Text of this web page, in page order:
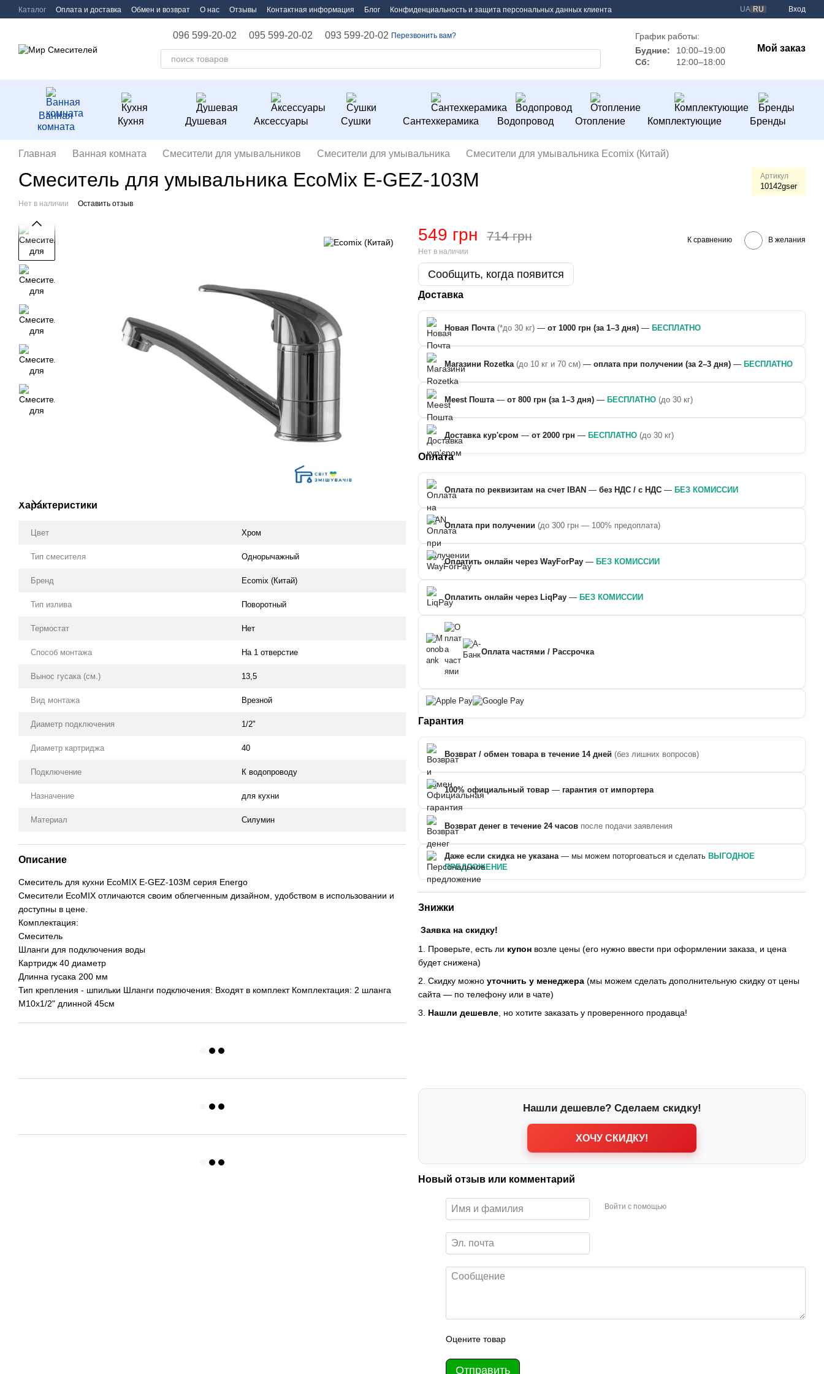
Перейти к основному контенту
Каталог Оплата и доставка Обмен и возврат О нас Отзывы Контактная информация Блог Конфиденциальность и защита персональных данных клиента UA RU Вход
096 599-20-02 095 599-20-02 093 599-20-02 Перезвонить вам?
График работы:
Будние:
10:00–19:00
Сб:
12:00–18:00
Мой заказ
Ванная
комната
Кухня Душевая Аксессуары Сушки Сантехкерамика Водопровод Отопление Комплектующие Бренды
Главная Ванная комната Смесители для умывальников Смесители для умывальника Смесители для умывальника Ecomix (Китай)
Смеситель для умывальника EcoMix E-GEZ-103M Артикул
10142gser
Нет в наличии Оставить отзыв
Характеристики
Цвет Хром
Тип смесителя Однорычажный
Бренд Ecomix (Китай)
Тип излива Поворотный
Термостат Нет
Способ монтажа На 1 отверстие
Вынос гусака (см.) 13,5
Вид монтажа Врезной
Диаметр подключения 1/2"
Диаметр картриджа 40
Подключение К водопроводу
Назначение для кухни
Материал Силумин
Описание
Смеситель для кухни EcoMIX E-GEZ-103M серия Energo
Смесители EcoMIX отличаются своим облегченным дизайном, удобством в использовании и
доступны в цене.
Комплектация:
Смеситель
Шланги для подключения воды
Картридж 40 диаметр
Длинна гусака 200 мм
Тип крепления - шпильки Шланги подключения: Входят в комплект Комплектация: 2 шланга
М10x1/2" длинной 45см
549 грн 714 грн
Нет в наличии
К сравнению В желания
Сообщить, когда появится
Доставка
Новая Почта (*до 30 кг) — от 1000 грн (за 1–3 дня) — БЕСПЛАТНО
Магазини Rozetka (до 10 кг и 70 см) — оплата при получении (за 2–3 дня) — БЕСПЛАТНО
Meest Пошта — от 800 грн (за 1–3 дня) — БЕСПЛАТНО (до 30 кг)
Доставка кур'єром — от 2000 грн — БЕСПЛАТНО (до 30 кг)
Оплата
Оплата по реквизитам на счет IBAN — без НДС / с НДС — БЕЗ КОМИССИИ
Оплата при получении (до 300 грн — 100% предоплата)
Оплатить онлайн через WayForPay — БЕЗ КОМИССИИ
Оплатить онлайн через LiqPay — БЕЗ КОМИССИИ
Оплата частями / Рассрочка
Гарантия
Возврат / обмен товара в течение 14 дней (без лишних вопросов)
100% официальный товар — гарантия от импортера
Возврат денег в течение 24 часов после подачи заявления
Даже если скидка не указана— мы можем поторговаться и сделать ВЫГОДНОЕ
ПРЕДЛОЖЕНИЕ
Знижки
Заявка на скидку!
1. Проверьте, есть ли купон возле цены (его нужно ввести при оформлении заказа, и цена
будет снижена)
2. Скидку можно уточнить у менеджера (мы можем сделать дополнительную скидку от цены
сайта — по телефону или в чате)
3. Нашли дешевле, но хотите заказать у проверенного продавца!
Нашли дешевле? Сделаем скидку!
ХОЧУ СКИДКУ!
Новый отзыв или комментарий
Войти с помощью
Оцените товар
Отправить